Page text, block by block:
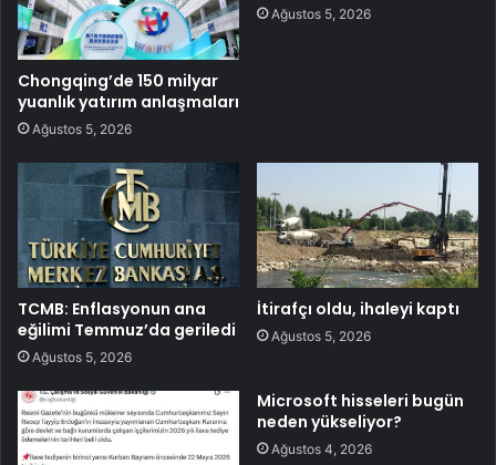
Chongqing’de 150 milyar
yuanlık yatırım anlaşmaları
Ağustos 5, 2026
Ağustos 5, 2026
TCMB: Enflasyonun ana
eğilimi Temmuz’da geriledi
Ağustos 5, 2026
İtirafçı oldu, ihaleyi kaptı
Ağustos 5, 2026
Microsoft hisseleri bugün
neden yükseliyor?
Ağustos 4, 2026